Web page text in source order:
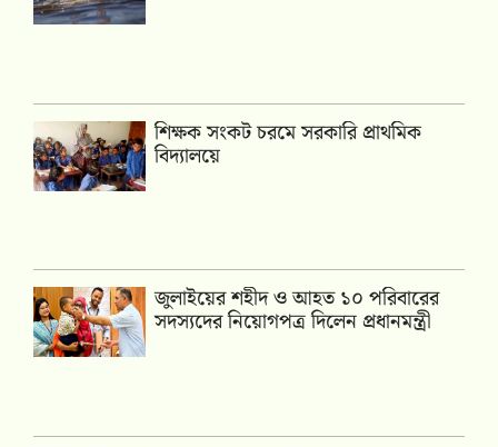
শিক্ষক সংকট চরমে সরকারি প্রাথমিক
বিদ্যালয়ে
জুলাইয়ের শহীদ ও আহত ১০ পরিবারের
সদস্যদের নিয়োগপত্র দিলেন প্রধানমন্ত্রী